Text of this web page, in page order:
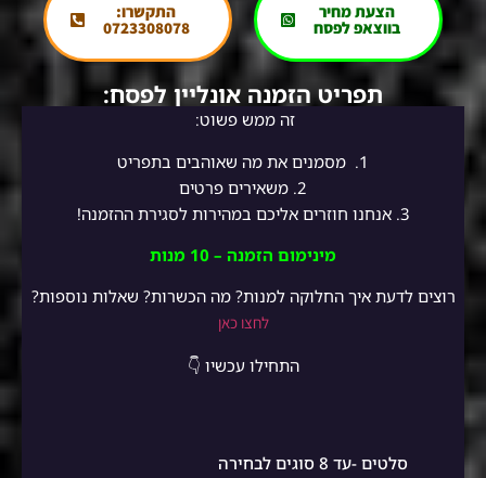
הצעת מחיר
בווצאפ לפסח
התקשרו:
0723308078
תפריט הזמנה אונליין לפסח:
זה ממש פשוט:
1.
מסמנים את מה שאוהבים בתפריט
2. משאירים פרטים
3. אנחנו חוזרים אליכם במהירות לסגירת ההזמנה!
מינימום הזמנה – 10 מנות
רוצים לדעת איך החלוקה למנות? מה הכשרות? שאלות נוספות?
לחצו כאן
התחילו עכשיו 👇
סלטים -עד 8 סוגים לבחירה